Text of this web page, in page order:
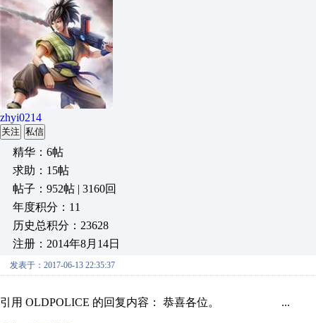
zhyi0214
关注 私信
精华：6帖
求助：15帖
帖子：952帖 | 3160回
年度积分：11
历史总积分：23628
注册：2014年8月14日
发表于：2017-06-13 22:35:37
引用 OLDPOLICE 的回复内容： 恭喜各位。 ...